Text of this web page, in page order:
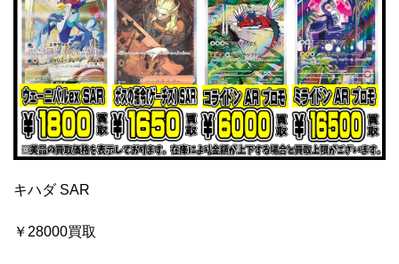
キハダ SAR
￥28000買取